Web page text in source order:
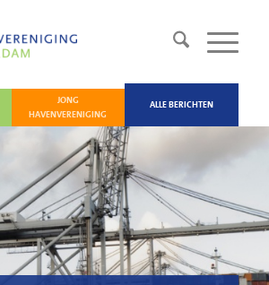
JONG
HAVENVERENIGING
ALLE BERICHTEN